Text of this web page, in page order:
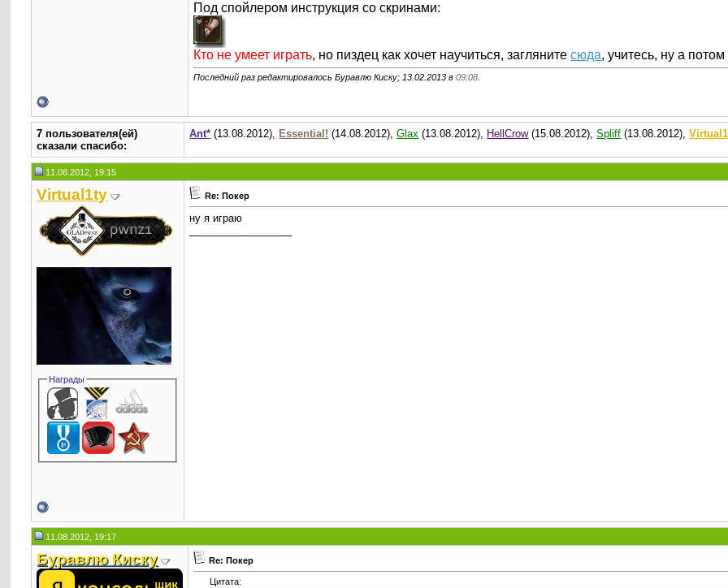
Под спойлером инструкция со скринами:
Кто не умеет играть, но пиздец как хочет научиться, заглянитесюда, учитесь, ну а
Последний раз редактировалось Буравлю Киску; 13.02.2013 в09:08
7 пользователя(ей)
сказали cпасибо:
Ant* (13.08.2012), Essential! (14.08.2012),Glax (13.08.2012), HellCrow(15.08.2012),Spliff (13.08.2012),
11.08.2012, 19:15
Virtual1ty
Награды
Re: Покер
ну я играю
11.08.2012, 19:17
Буравлю Киску Re: Покер
Цитата: